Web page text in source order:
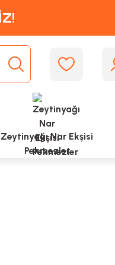
Zeytinyağı Nar Ekşisi
Pekmezler